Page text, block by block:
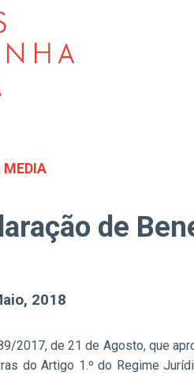
MEDIA
de
2018
2017, de 21 de Agosto, que
do Artigo 1.º do Regime